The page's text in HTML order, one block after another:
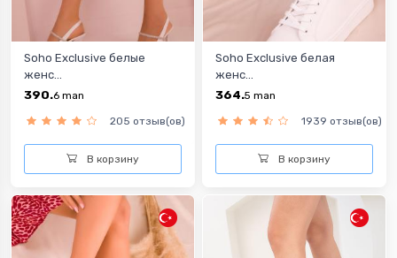
Soho Exclusive белые
женс...
390.6 man
205 отзыв(ов)
В корзину
Soho Exclusive белая
женс...
364.5 man
1939 отзыв(ов)
В корзину